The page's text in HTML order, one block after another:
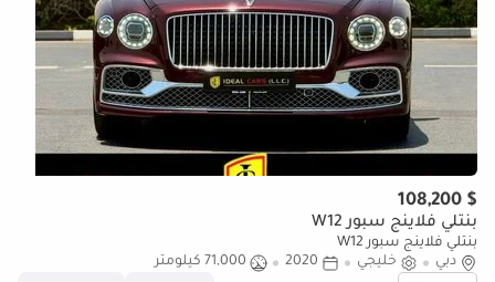
$ 108,200
بنتلي فلاينج سبور W12
بنتلي فلاينج سبور W12
دبي
خليجي 2020
71,000 كيلومتر